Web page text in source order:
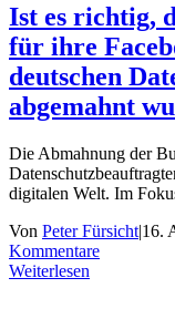
Ist es richtig,
für ihre
deutschen
abgemahnt
Die Abmahnung der
digitalen Welt. Im
Von Peter Fürsicht|16.
Kommentare
Weiterlesen